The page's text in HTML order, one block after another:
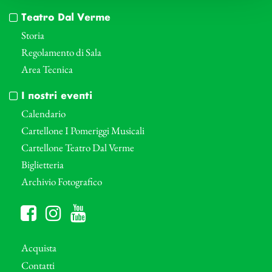
Teatro Dal Verme
Storia
Regolamento di Sala
Area Tecnica
I nostri eventi
Calendario
Cartellone I Pomeriggi Musicali
Cartellone Teatro Dal Verme
Biglietteria
Archivio Fotografico
Acquista
Contatti